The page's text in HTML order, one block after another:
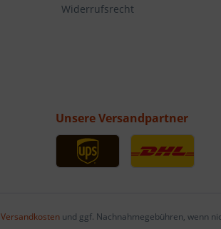
Widerrufsrecht
Unsere Versandpartner
Versandkostenund ggf. Nachnahmegebühren, wenn